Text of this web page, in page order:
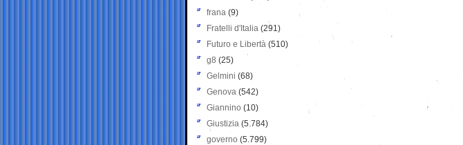
frana (9)
Fratelli d'Italia (291)
Futuro e Libertà (510)
g8 (25)
Gelmini (68)
Genova (542)
Giannino (10)
Giustizia (5.784)
governo (5.799)